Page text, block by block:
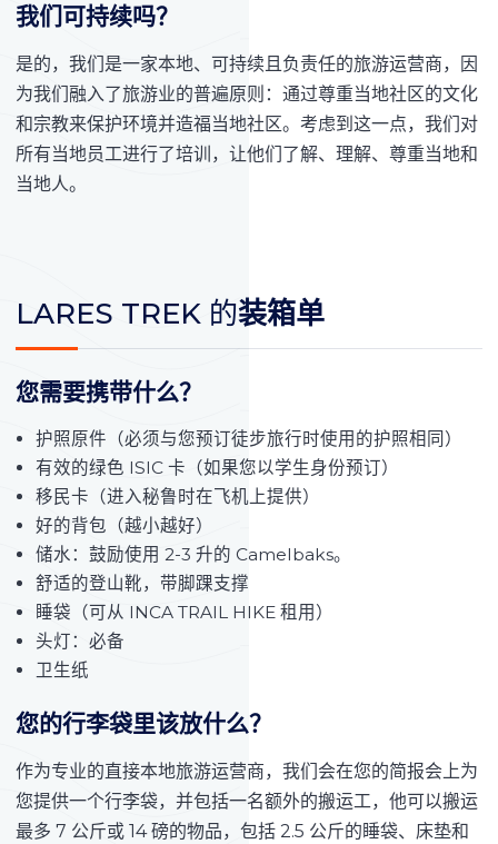
我们可持续吗？
是的，我们是一家本地、可持续且负责任的旅游运营商，因
为我们融入了旅游业的普遍原则：通过尊重当地社区的文化
和宗教来保护环境并造福当地社区。考虑到这一点，我们对
所有当地员工进行了培训，让他们了解、理解、尊重当地和
当地人。
LARES TREK 的装箱单
您需要携带什么？
护照原件（必须与您预订徒步旅行时使用的护照相同）
有效的绿色 ISIC 卡（如果您以学生身份预订）
移民卡（进入秘鲁时在飞机上提供）
好的背包（越小越好）
储水：鼓励使用 2-3 升的 Camelbaks。
舒适的登山靴，带脚踝支撑
睡袋（可从 INCA TRAIL HIKE 租用）
头灯：必备
卫生纸
您的行李袋里该放什么？
作为专业的直接本地旅游运营商，我们会在您的简报会上为
您提供一个行李袋，并包括一名额外的搬运工，他可以搬运
最多 7 公斤或 14 磅的物品，包括 2.5 公斤的睡袋、床垫和